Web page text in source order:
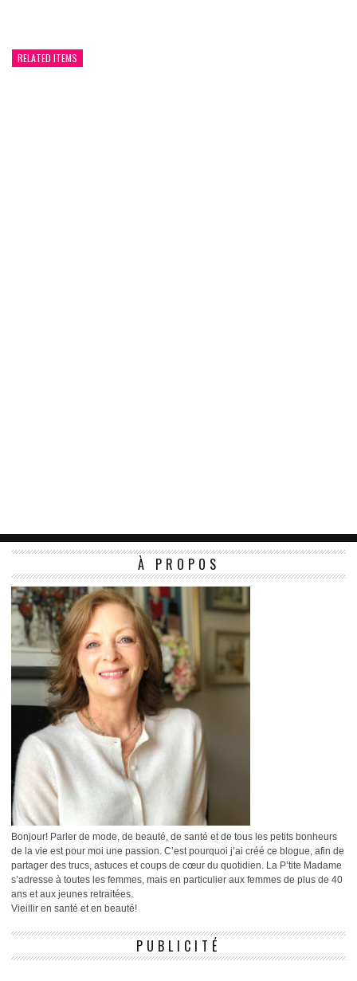
RELATED ITEMS
À PROPOS
Bonjour! Parler de mode, de beauté, de santé et de tous les petits bonheurs
de la vie est pour moi une passion. C’est pourquoi j’ai créé ce blogue, afin de
partager des trucs, astuces et coups de cœur du quotidien. La P’tite Madame
s’adresse à toutes les femmes, mais en particulier aux femmes de plus de 40
ans et aux jeunes retraitées.
Vieillir en santé et en beauté!
PUBLICITÉ